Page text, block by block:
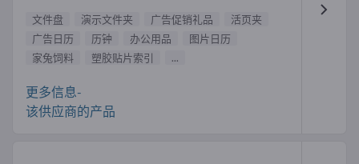
文件盘 演示文件夹 广告促销礼品
活页夹
广告日历
历钟 办公用品
图片日历
家兔饲料
塑胶贴片索引 ...
更多信息-
该供应商的产品